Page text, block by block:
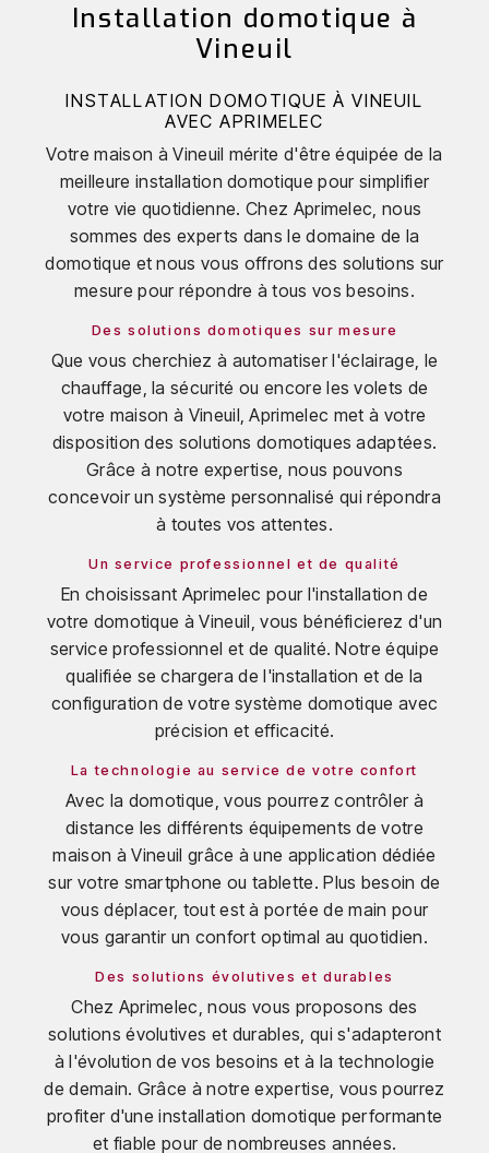
Installation domotique à
Vineuil
INSTALLATION DOMOTIQUE À VINEUIL
AVEC APRIMELEC
Votre maison à Vineuil mérite d'être équipée de la
meilleure installation domotique pour simplifier
votre vie quotidienne. Chez Aprimelec, nous
sommes des experts dans le domaine de la
domotique et nous vous offrons des solutions sur
mesure pour répondre à tous vos besoins.
Des solutions domotiques sur mesure
Que vous cherchiez à automatiser l'éclairage, le
chauffage, la sécurité ou encore les volets de
votre maison à Vineuil, Aprimelec met à votre
disposition des solutions domotiques adaptées.
Grâce à notre expertise, nous pouvons
concevoir un système personnalisé qui répondra
à toutes vos attentes.
Un service professionnel et de qualité
En choisissant Aprimelec pour l'installation de
votre domotique à Vineuil, vous bénéficierez d'un
service professionnel et de qualité. Notre équipe
qualifiée se chargera de l'installation et de la
configuration de votre système domotique avec
précision et efficacité.
La technologie au service de votre confort
Avec la domotique, vous pourrez contrôler à
distance les différents équipements de votre
maison à Vineuil grâce à une application dédiée
sur votre smartphone ou tablette. Plus besoin de
vous déplacer, tout est à portée de main pour
vous garantir un confort optimal au quotidien.
Des solutions évolutives et durables
Chez Aprimelec, nous vous proposons des
solutions évolutives et durables, qui s'adapteront
à l'évolution de vos besoins et à la technologie
de demain. Grâce à notre expertise, vous pourrez
profiter d'une installation domotique performante
et fiable pour de nombreuses années.